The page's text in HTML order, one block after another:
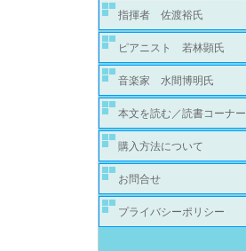
指揮者 佐渡裕氏
ピアニスト 若林顕氏
音楽家 水間博明氏
本文を読む／読書コーナー
購入方法について
お問合せ
プライバシーポリシー